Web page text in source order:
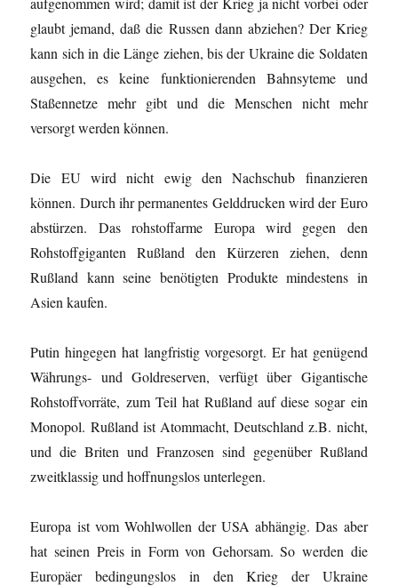
glaubt jemand, daß die Russen dann abziehen? Der Krieg
kann sich in die Länge ziehen, bis der Ukraine die Soldaten
ausgehen, es keine funktionierenden Bahnsyteme und
Staßennetze mehr gibt und die Menschen nicht mehr
versorgt werden können.
Die EU wird nicht ewig den Nachschub finanzieren
können. Durch ihr permanentes Gelddrucken wird der Euro
abstürzen. Das rohstoffarme Europa wird gegen den
Rohstoffgiganten Rußland den Kürzeren ziehen, denn
Rußland kann seine benötigten Produkte mindestens in
Asien kaufen.
Putin hingegen hat langfristig vorgesorgt. Er hat genügend
Währungs- und Goldreserven, verfügt über Gigantische
Rohstoffvorräte, zum Teil hat Rußland auf diese sogar ein
Monopol. Rußland ist Atommacht, Deutschland z.B. nicht,
und die Briten und Franzosen sind gegenüber Rußland
zweitklassig und hoffnungslos unterlegen.
Europa ist vom Wohlwollen der USA abhängig. Das aber
hat seinen Preis in Form von Gehorsam. So werden die
Europäer bedingungslos in den Krieg der Ukraine